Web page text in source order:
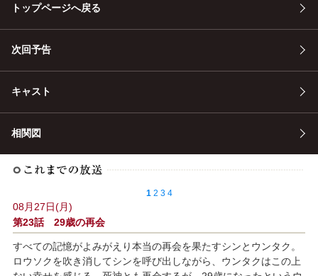
トップページへ戻る
次回予告
キャスト
相関図
1 2 3 4
08月27日(月)
第23話 29歳の再会
すべての記憶がよみがえり本当の再会を果たすシンとウンタク。
ロウソクを吹き消してシンを呼び出しながら、ウンタクはこの上